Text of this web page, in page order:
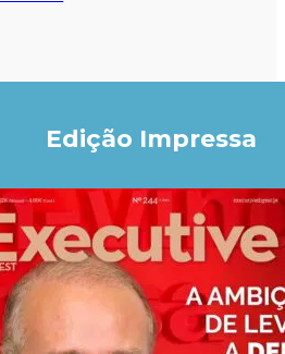
Edição Impressa